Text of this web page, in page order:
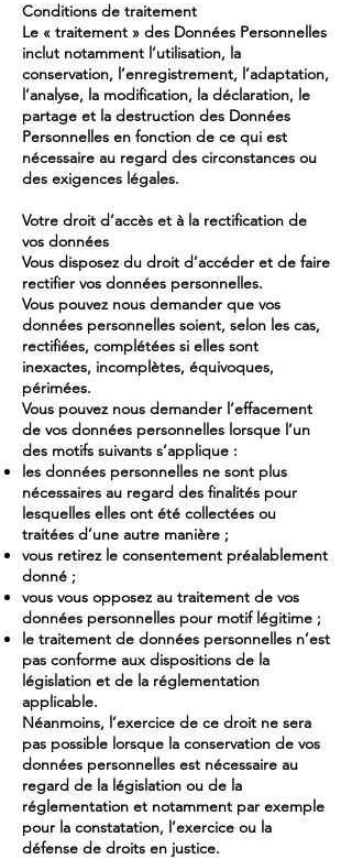
Conditions de traitement
Le « traitement » des Données Personnelles
inclut notamment l’utilisation, la
conservation, l’enregistrement, l’adaptation,
l’analyse, la modification, la déclaration, le
partage et la destruction des Données
Personnelles en fonction de ce qui est
nécessaire au regard des circonstances ou
des exigences légales.
Votre droit d’accès et à la rectification de
vos données
Vous disposez du droit d’accéder et de faire
rectifier vos données personnelles.
Vous pouvez nous demander que vos
données personnelles soient, selon les cas,
rectifiées, complétées si elles sont
inexactes, incomplètes, équivoques,
périmées.
Vous pouvez nous demander l’effacement
de vos données personnelles lorsque l’un
des motifs suivants s’applique :
les données personnelles ne sont plus
nécessaires au regard des finalités pour
lesquelles elles ont été collectées ou
traitées d’une autre manière ;
vous retirez le consentement préalablement
donné ;
vous vous opposez au traitement de vos
données personnelles pour motif légitime ;
le traitement de données personnelles n’est
pas conforme aux dispositions de la
législation et de la réglementation
applicable.
Néanmoins, l’exercice de ce droit ne sera
pas possible lorsque la conservation de vos
données personnelles est nécessaire au
regard de la législation ou de la
réglementation et notamment par exemple
pour la constatation, l’exercice ou la
défense de droits en justice.